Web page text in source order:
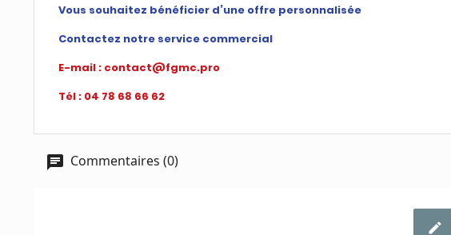
Vous souhaitez bénéficier d’une offre personnalisée
Contactez notre service commercial
E-mail : contact@fgmc.pro
Tél : 04 78 68 66 62
Commentaires (0)